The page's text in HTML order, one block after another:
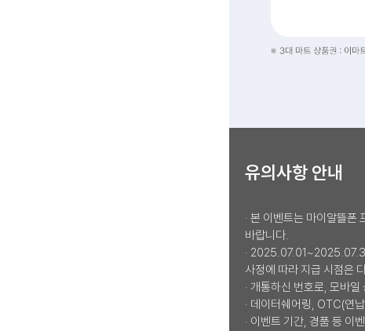
4. 3대 마트 상품권 받기 :
유의사항 안내
· 본 이벤트는 마이알뜰폰
바랍니다.
·
사정에 따라 지급 시점은
· 개통하신 번호로, 모바
· 데이터쉐어링, OTC(연
· 이벤트 기간, 경품 등 이